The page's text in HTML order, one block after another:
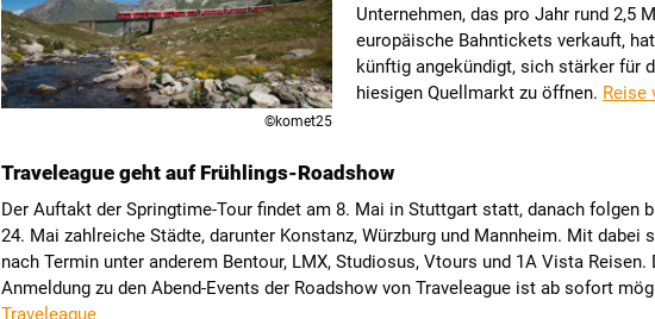
©komet25
Unternehmen, das pro Jahr rund 2,5
europäische Bahntickets verkauft,
künftig angekündigt, sich stärker für
hiesigen Quellmarkt zu öffnen. Reise
Traveleague geht auf Frühlings-Roadshow
Der Auftakt der Springtime-Tour findet am 8. Mai in Stuttgart statt, danach folgen
24. Mai zahlreiche Städte, darunter Konstanz, Würzburg und Mannheim. Mit dabei
nach Termin unter anderem Bentour, LMX, Studiosus, Vtours und 1A Vista Reisen.
Anmeldung zu den Abend-Events der Roadshow von Traveleague ist ab sofort
Traveleague